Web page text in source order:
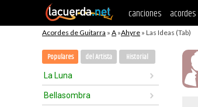
canciones acordes
Acordes de Guitarra » A »Ahyre » Las Ideas (Tab)
Populares del Artista Historial
La Luna
Bellasombra